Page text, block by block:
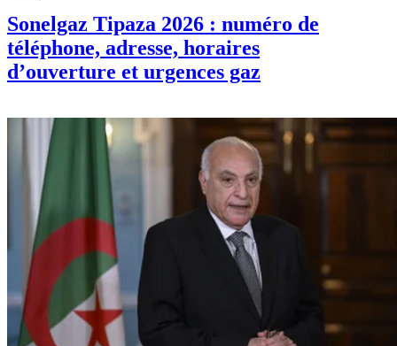
Sonelgaz Tipaza 2026 : numéro de
téléphone, adresse, horaires
d’ouverture et urgences gaz